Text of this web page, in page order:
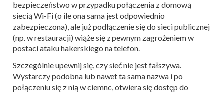
bezpieczeństwo w przypadku połączenia z domową
siecią Wi-Fi (o ile ona sama jest odpowiednio
zabezpieczona), ale już podłączenie się do sieci publicznej
(np. w restauracji) wiąże się z pewnym zagrożeniem w
postaci ataku hakerskiego na telefon.
Szczególnie upewnij się, czy sieć nie jest fałszywa.
Wystarczy podobna lub nawet ta sama nazwa i po
połączeniu się z nią w ciemno, otwiera się dostęp do